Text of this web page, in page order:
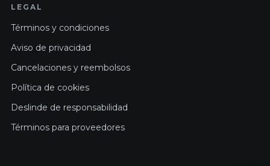
LEGAL
Términos y condiciones
Aviso de privacidad
Cancelaciones y reembolsos
Política de cookies
Deslinde de responsabilidad
Términos para proveedores